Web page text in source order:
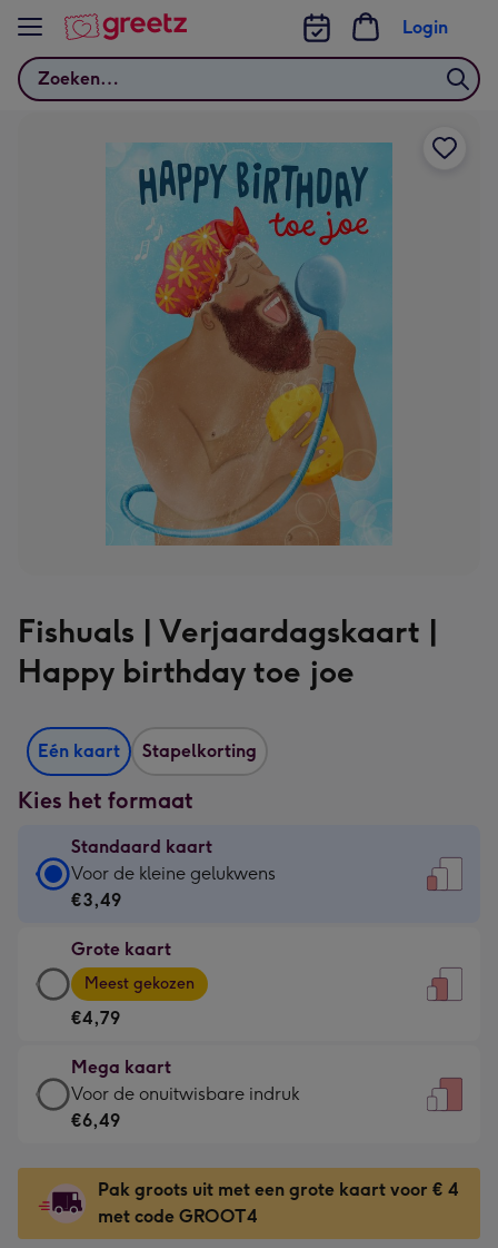
Bekijk meer
Zoeken
Login
Fishuals | Verjaardagskaart |
Happy birthday toe joe
Eén kaart Stapelkorting
Kies het formaat
Standaard kaart
Standaard
kaart
€3,49
-
Voor
kleine
gelukwens
-
120
x
160
Voor de kleine gelukwens
€3,49
Grote kaart
Grote
kaart
-
€4,79
-
Meest
gekozen
Dimensions:
167
x
Meest gekozen
€4,79
Mega kaart
Mega
kaart
€6,49
-
Voor
Voor de onuitwisbare indruk
€6,49
Pak groots uit met een grote kaart voor € 4
met code GROOT4